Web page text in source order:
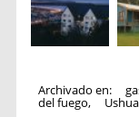
Archivado en:
del fuego,